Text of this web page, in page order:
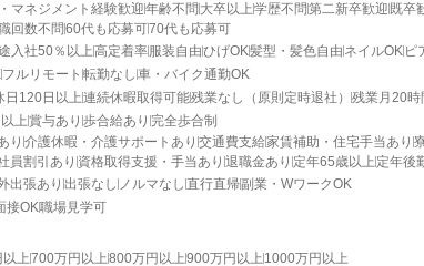
マネジメント経験歓迎年齢不問 大卒以上学歴不問第二新卒歓迎 既卒
回数不問60代も応募可70代も応募可
入社50％以上高定着率服装自由ひげOK髪型・髪色自由 ネイルOK ピ
フルリモート 転勤なし 車・バイク通勤OK
日120日以上連続休暇取得可能残業なし（原則定時退社） 残業月20時
上賞与あり 歩合給あり 完全歩合制
り 介護休暇・介護サポートあり 交通費支給家賃補助・住宅手当あり
員割引あり 資格取得支援・手当あり 退職金あり 定年65歳以上 定年後
出張あり 出張なし ノルマなし 直行直帰副業・WワークOK
接OK職場見学可
上700万円以上800万円以上900万円以上 1000万円以上